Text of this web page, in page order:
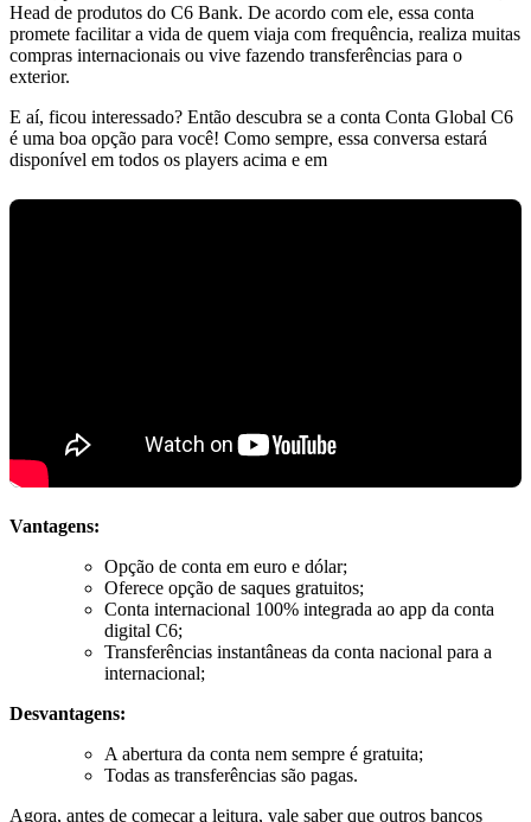
Head de produtos do C6 Bank. De acordo com ele, essa conta
promete facilitar a vida de quem viaja com frequência, realiza muitas
compras internacionais ou vive fazendo transferências para o
exterior.
E aí, ficou interessado? Então descubra se a conta Conta Global C6
é uma boa opção para você! Como sempre, essa conversa estará
disponível em todos os players acima e em
Vantagens:
Opção de conta em euro e dólar;
Oferece opção de saques gratuitos;
Conta internacional 100% integrada ao app da conta
digital C6;
Transferências instantâneas da conta nacional para a
internacional;
Desvantagens:
A abertura da conta nem sempre é gratuita;
Todas as transferências são pagas.
Agora, antes de começar a leitura, vale saber que outros bancos